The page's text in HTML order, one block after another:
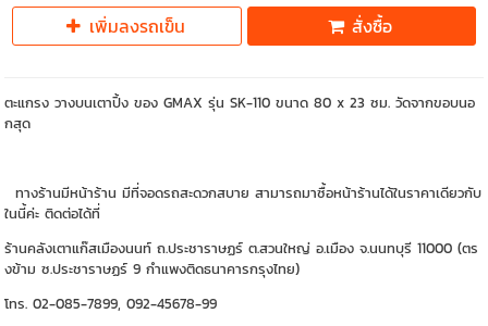
เพิ่มลงรถเข็น สั่งซื้อ
ตะแกรง วางบนเตาปิ้ง ของ GMAX รุ่น SK-110 ขนาด 80 x 23 ซม. วัดจากขอบนอ
กสุด
ทางร้านมีหน้าร้าน มีที่จอดรถสะดวกสบาย สามารถมาซื้อหน้าร้านได้ในราคาเดียวกับ
ในนี้ค่ะ ติดต่อได้ที่
ร้านคลังเตาแก๊สเมืองนนท์ ถ.ประชาราษฏร์ ต.สวนใหญ่ อ.เมือง จ.นนทบุรี 11000 (ตร
งข้าม ซ.ประชาราษฏร์ 9 กำแพงติดธนาคารกรุงไทย)
โทร. 02-085-7899, 092-45678-99